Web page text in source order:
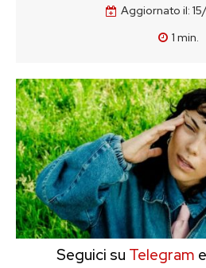
Aggiornato il:
1 min.
Seguici su Telegram